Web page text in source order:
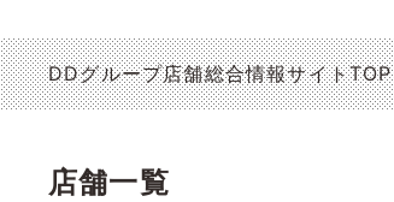
DDグループ店舗総合情報サイトTOP
店舗一覧